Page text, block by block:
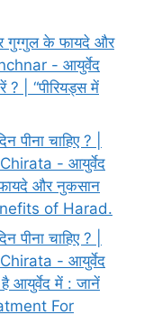
गुग्गुल के फायदे और
- आयुर्वेद
? | “पीरियड्स में
पीना चाहिए ? |
- आयुर्वेद
और नुकसान
of Harad.
पीना चाहिए ? |
- आयुर्वेद
आयुर्वेद में : जानें
For